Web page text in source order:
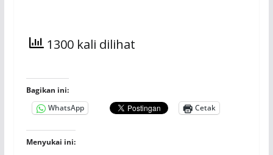
1300 kali dilihat
Bagikan ini:
WhatsApp
Cetak
Menyukai ini: